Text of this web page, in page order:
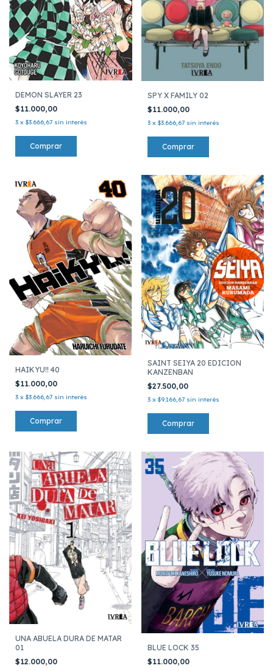
DEMON SLAYER 23
$11.000,00
3 x $3.666,67 sin interés
SPY X FAMILY 02
$11.000,00
3 x $3.666,67 sin interés
HAIKYU!! 40
$11.000,00
3 x $3.666,67 sin interés
SAINT SEIYA 20 EDICION
KANZENBAN
$27.500,00
3 x $9.166,67 sin interés
UNA ABUELA DURA DE MATAR
01
$12.000,00
BLUE LOCK 35
$11.000,00